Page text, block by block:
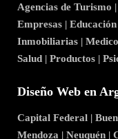
Agencias de Turismo |
Empresas | Educación
Inmobiliarias |
Salud | Productos |
Diseño Web en
Capital Federal |
Mendoza | Neuquén |